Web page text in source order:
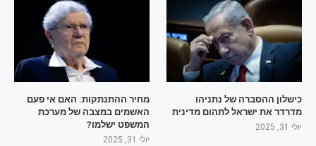
כישלון ההסברה של נתניהו
מדרדר את ישראל לתהום מדינית
יולי 31, 2025
מחיר ההתנתקות: האם אי פעם
האשמים במצבה של מערכת
המשפט ישלמו?
יולי 31, 2025